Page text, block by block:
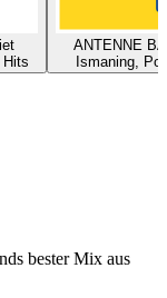
Hits
ANTENNE
Ismaning,
bester Mix aus